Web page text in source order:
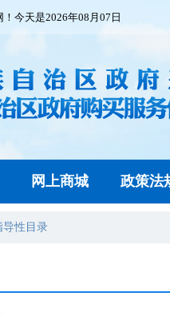
今天是2026年08月07日
网上商城 政策法
导性目录